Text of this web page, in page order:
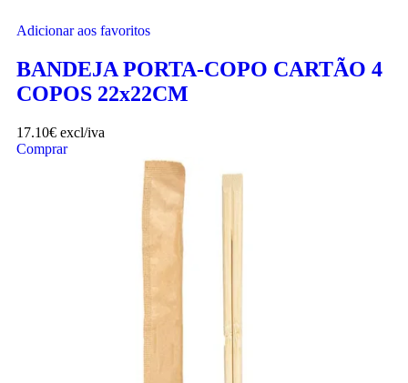
Adicionar aos favoritos
BANDEJA PORTA-COPO CARTÃO 4
COPOS 22x22CM
17.10€ excl/iva
Comprar